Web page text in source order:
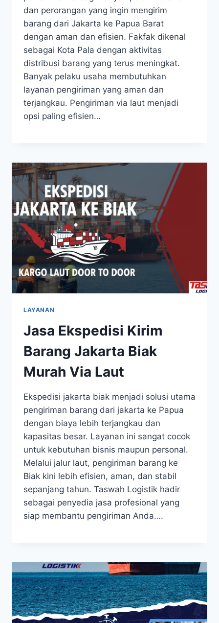
dan perorangan yang ingin mengirim
barang dari Jakarta ke Papua Barat
dengan aman dan efisien. Fakfak dikenal
sebagai Kota Pala dengan aktivitas
distribusi barang yang terus meningkat.
Banyak pelaku usaha membutuhkan
layanan pengiriman yang aman dan
terjangkau. Pengiriman via laut menjadi
opsi paling efisien…
LAYANAN
Jasa Ekspedisi Kirim
Barang Jakarta Biak
Murah Via Laut
Ekspedisi jakarta biak menjadi solusi utama
pengiriman barang dari jakarta ke Papua
dengan biaya lebih terjangkau dan
kapasitas besar. Layanan ini sangat cocok
untuk kebutuhan bisnis maupun personal.
Melalui jalur laut, pengiriman barang ke
Biak kini lebih efisien, aman, dan stabil
sepanjang tahun. Taswah Logistik hadir
sebagai penyedia jasa profesional yang
siap membantu pengiriman Anda….